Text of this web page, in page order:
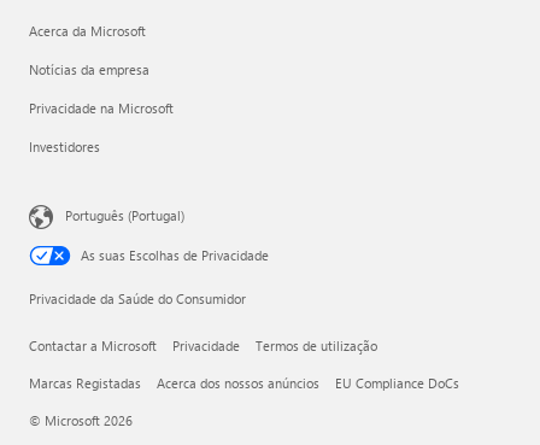
Acerca da Microsoft
Notícias da empresa
Privacidade na Microsoft
Investidores
Português (Portugal)
As suas Escolhas de Privacidade
Privacidade da Saúde do Consumidor
Contactar a Microsoft Privacidade Termos de utilização
Marcas Registadas Acerca dos nossos anúncios EU Compliance DoCs
© Microsoft 2026